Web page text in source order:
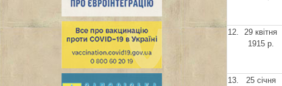
12.
29 квітня
1915 р.
13.
25 січня